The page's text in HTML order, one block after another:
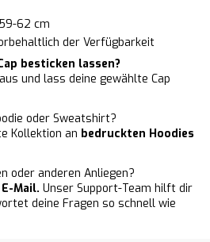
62 cm
der Verfügbarkeit
besticken lassen?
und lass deine gewählte Cap
oder Sweatshirt?
Kollektion an bedruckten Hoodies
oder anderen Anliegen?
Mail. Unser Support-Team hilft dir
deine Fragen so schnell wie